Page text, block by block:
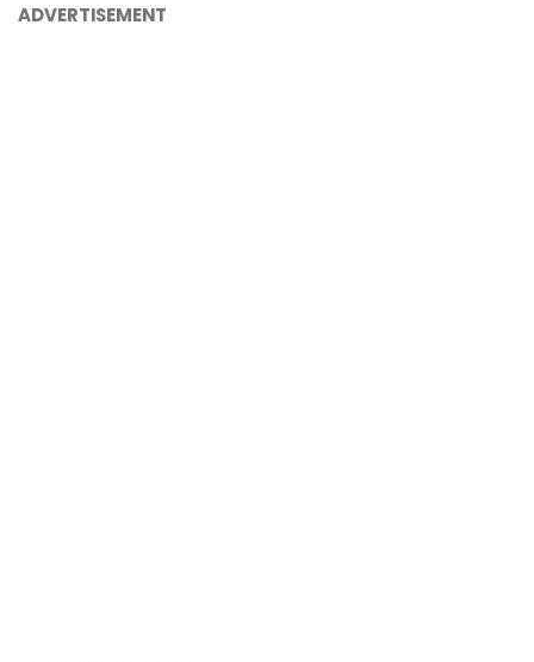
ADVERTISEMENT